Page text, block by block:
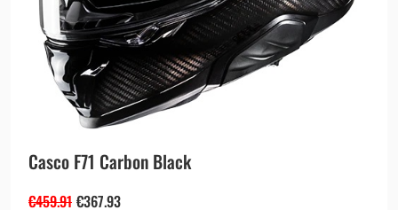
Casco F71 Carbon Black
€459.91 €367.93